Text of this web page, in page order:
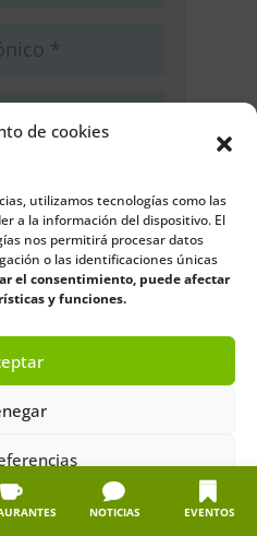
de cookies
utilizamos tecnologías como las
a la información del dispositivo. El
nos permitirá procesar datos
o las identificaciones únicas
el consentimiento, puede afectar
y funciones.
de privacidadAviso legal
NOTICIAS EVENTOS
este navegador
que comente.
comentario